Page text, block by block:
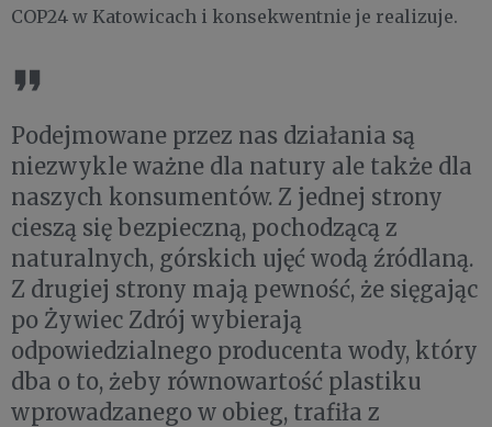
COP24 w Katowicach i konsekwentnie je realizuje.
Podejmowane przez nas działania są
niezwykle ważne dla natury ale także dla
naszych konsumentów. Z jednej strony
cieszą się bezpieczną, pochodzącą z
naturalnych, górskich ujęć wodą źródlaną.
Z drugiej strony mają pewność, że sięgając
po Żywiec Zdrój wybierają
odpowiedzialnego producenta wody, który
dba o to, żeby równowartość plastiku
wprowadzanego w obieg, trafiła z